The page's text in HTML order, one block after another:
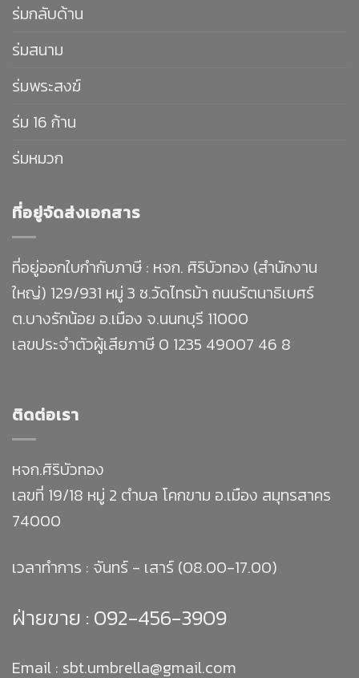
ร่มกลับด้าน
ร่มสนาม
ร่มพระสงฆ์
ร่ม 16 ก้าน
ร่มหมวก
ที่อยู่จัดส่งเอกสาร
ที่อยู่ออกใบกำกับภาษี : หจก. ศิริบัวทอง (สำนักงาน
ใหญ่) 129/931 หมู่ 3 ซ.วัดไทรม้า ถนนรัตนาธิเบศร์
ต.บางรักน้อย อ.เมือง จ.นนทบุรี 11000
เลขประจำตัวผู้เสียภาษี 0 1235 49007 46 8
ติดต่อเรา
หจก.ศิริบัวทอง
เลขที่ 19/18 หมู่ 2 ตำบล โคกขาม อ.เมือง สมุทรสาคร
74000
เวลาทำการ : จันทร์ - เสาร์ (08.00-17.00)
ฝ่ายขาย : 092-456-3909
Email : sbt.umbrella@gmail.com